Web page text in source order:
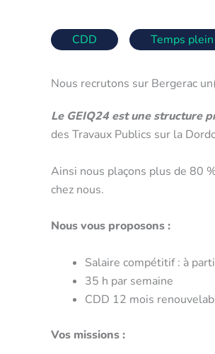
CDD Temps plein
Nous recrutons sur Bergerac
Le GEIQ24 est une structure
des Travaux Publics sur la
Ainsi nous plaçons plus de 80
chez nous.
Nous vous proposons :
Salaire compétitif : à
35 h par semaine
CDD 12 mois
Vos missions :